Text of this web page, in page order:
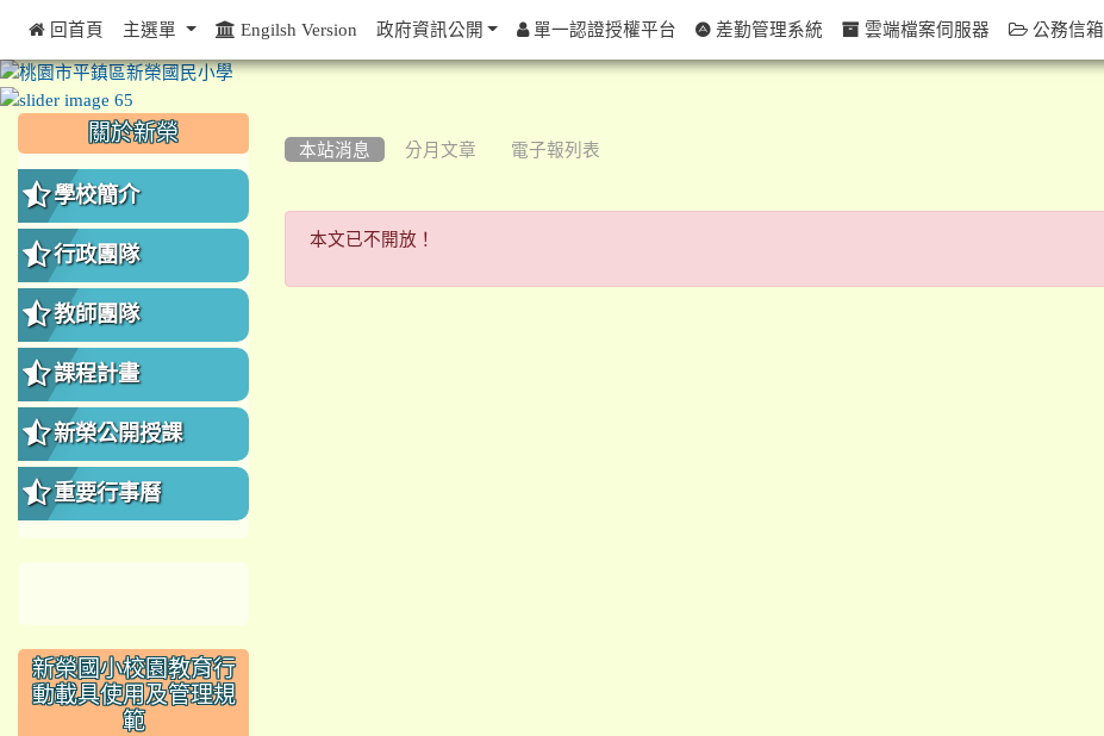
本站消息 分月文章 電子報列表
本文已不開放！
本文已不開放！
::: 關於新榮
學校簡介
行政團隊
教師團隊
課程計畫
新榮公開授課
重要行事曆
新榮國小校園教育行
動載具使用及管理規
範
::: 回首頁 主選單 Engilsh Version 政府資訊公開 單一認證授權平台 差勤管理系統 雲端檔案伺服器 公務信箱